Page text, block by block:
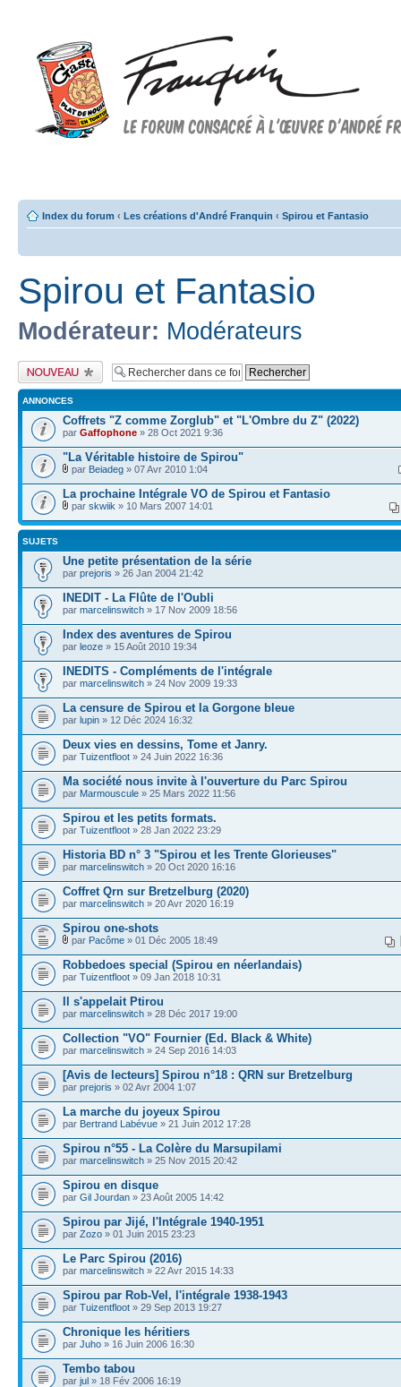
Index du forum ‹ Les créations d'André Franquin ‹ Spirou et Fantasio
Spirou et Fantasio
Modérateur: Modérateurs
Publier un nouveau
sujet
ANNONCES
Coffrets "Z comme Zorglub" et "L'Ombre du Z" (2022)
par Gaffophone » 28 Oct 2021 9:36
"La Véritable histoire de Spirou"
par Beiadeg » 07 Avr 2010 1:04
La prochaine Intégrale VO de Spirou et Fantasio
par skwiik » 10 Mars 2007 14:01
SUJETS
Une petite présentation de la série
par prejoris » 26 Jan 2004 21:42
INEDIT - La Flûte de l'Oubli
par marcelinswitch » 17 Nov 2009 18:56
Index des aventures de Spirou
par leoze » 15 Août 2010 19:34
INEDITS - Compléments de l'intégrale
par marcelinswitch » 24 Nov 2009 19:33
La censure de Spirou et la Gorgone bleue
par lupin » 12 Déc 2024 16:32
Deux vies en dessins, Tome et Janry.
par Tuizentfloot » 24 Juin 2022 16:36
Ma société nous invite à l'ouverture du Parc Spirou
par Marmouscule » 25 Mars 2022 11:56
Spirou et les petits formats.
par Tuizentfloot » 28 Jan 2022 23:29
Historia BD n° 3 "Spirou et les Trente Glorieuses"
par marcelinswitch » 20 Oct 2020 16:16
Coffret Qrn sur Bretzelburg (2020)
par marcelinswitch » 20 Avr 2020 16:19
Spirou one-shots
par Pacôme » 01 Déc 2005 18:49
Robbedoes special (Spirou en néerlandais)
par Tuizentfloot » 09 Jan 2018 10:31
Il s'appelait Ptirou
par marcelinswitch » 28 Déc 2017 19:00
Collection "VO" Fournier (Ed. Black & White)
par marcelinswitch » 24 Sep 2016 14:03
[Avis de lecteurs] Spirou n°18 : QRN sur Bretzelburg
par prejoris » 02 Avr 2004 1:07
La marche du joyeux Spirou
par Bertrand Labévue » 21 Juin 2012 17:28
Spirou n°55 - La Colère du Marsupilami
par marcelinswitch » 25 Nov 2015 20:42
Spirou en disque
par Gil Jourdan » 23 Août 2005 14:42
Spirou par Jijé, l'Intégrale 1940-1951
par Zozo » 01 Juin 2015 23:23
Le Parc Spirou (2016)
par marcelinswitch » 22 Avr 2015 14:33
Spirou par Rob-Vel, l'intégrale 1938-1943
par Tuizentfloot » 29 Sep 2013 19:27
Chronique les héritiers
par Juho » 16 Juin 2006 16:30
Tembo tabou
par jul » 18 Fév 2006 16:19